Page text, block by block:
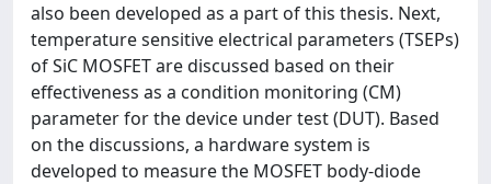
also been developed as a part of this thesis. Next,
temperature sensitive electrical parameters (TSEPs)
of SiC MOSFET are discussed based on their
effectiveness as a condition monitoring (CM)
parameter for the device under test (DUT). Based
on the discussions, a hardware system is
developed to measure the MOSFET body-diode